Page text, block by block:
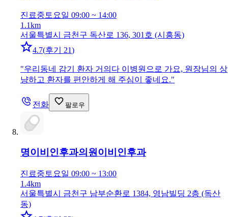
진료중 토요일 09:00 ~ 14:00
1.1km
서울특별시 금천구 독산로 136, 301호 (시흥동)
4.7(후기 21)
"우리동네 감기 환자 거의다 이병원으로 가요, 원장님의 상
냥하고 환자를 편안하게 해 주심이 좋네요."
전화 팔로우
명이비인후과의원이비인후과
진료중 토요일 09:00 ~ 13:00
1.4km
서울특별시 금천구 남부순환로 1384, 영남빌딩 2층 (독산
동)